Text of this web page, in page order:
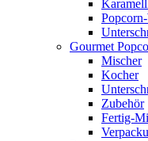
Gourmet
Mischer
Kocher
Zubehör
Fertig-